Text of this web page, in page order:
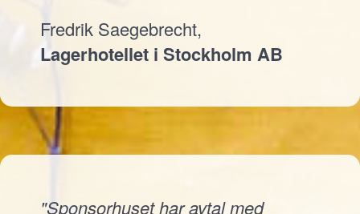
Fredrik Saegebrecht,
Lagerhotellet i Stockholm AB
"Sponsorhuset har avtal med